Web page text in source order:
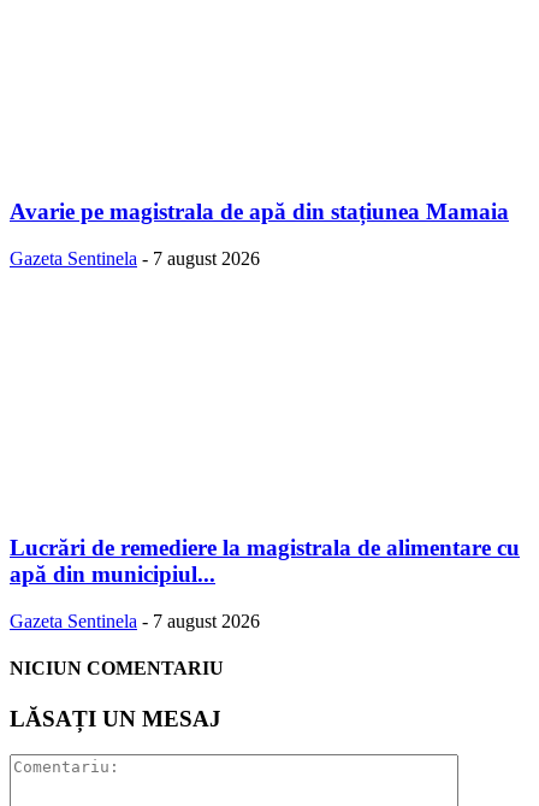
Avarie pe magistrala de apă din stațiunea Mamaia
Gazeta Sentinela - 7 august 2026
Lucrări de remediere la magistrala de alimentare cu
apă din municipiul...
Gazeta Sentinela - 7 august 2026
NICIUN COMENTARIU
LĂSAȚI UN MESAJ